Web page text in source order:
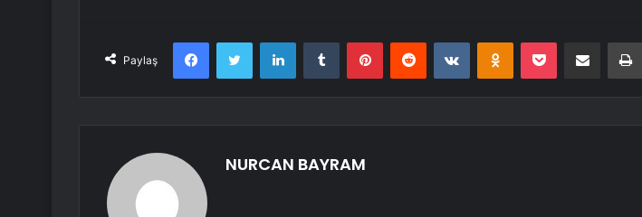
Paylaş
FacebookTwitter LinkedInTumblr PinterestReddit VKontakteOdnoklassniki
Pocket E-Posta ile paylaş
NURCAN BAYRAM